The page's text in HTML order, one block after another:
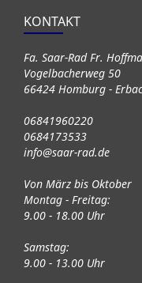
KONTAKT
Fa. Saar-Rad Fr.
Vogelbacherweg 50
66424 Homburg -
06841960220
0684173533
info@saar-rad.de
Von März bis Oktober
Montag - Freitag:
9.00 - 18.00 Uhr
Samstag:
9.00 - 13.00 Uhr